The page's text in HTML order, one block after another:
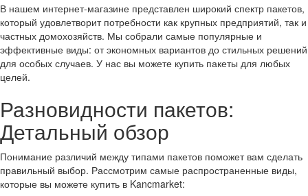
В нашем интернет-магазине представлен широкий спектр пакетов,
который удовлетворит потребности как крупных предприятий, так и
частных домохозяйств. Мы собрали самые популярные и
эффективные виды: от экономных вариантов до стильных решений
для особых случаев. У нас вы можете купить пакеты для любых
целей.
Разновидности пакетов:
Детальный обзор
Понимание различий между типами пакетов поможет вам сделать
правильный выбор. Рассмотрим самые распространенные виды,
которые вы можете купить в Kancmarket: